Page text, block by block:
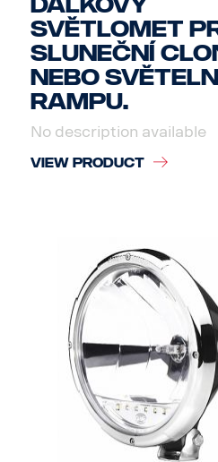
světlomet
sluneční
nebo
rampu.
No description available
VIEW PRODUCT